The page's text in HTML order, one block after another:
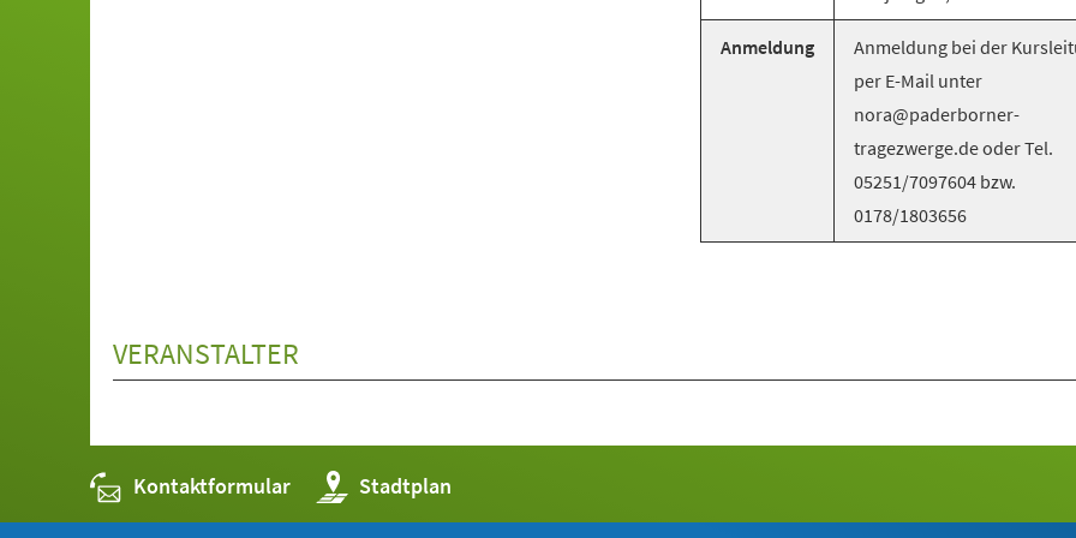
Anmeldung
Anmeldung bei der
per E-Mail unter
nora@paderborner-
tragezwerge.de oder Tel.
05251/7097604 bzw.
0178/1803656
VERANSTALTER
Kontaktformular Stadtplan
(Öffnet
in
einem